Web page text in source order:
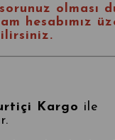
olması
hesabımız
Kargo ile